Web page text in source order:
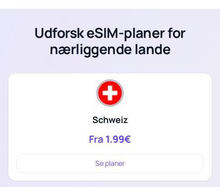
Udforsk eSIM-planer for
nærliggende lande
Schweiz
Fra 1.99€
Se planer